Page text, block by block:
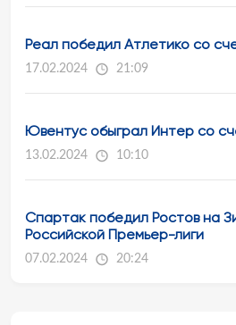
Реал победил Атлетико со
17.02.2024 21:09
Ювентус обыграл Интер со
13.02.2024 10:10
Спартак победил Ростов на
Российской Премьер-лиги
07.02.2024 20:24